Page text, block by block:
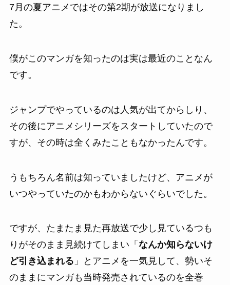
7月の夏アニメではその第2期が放送になりまし
た。
僕がこのマンガを知ったのは実は最近のことなん
です。
ジャンプでやっているのは人気が出てからしり、
その後にアニメシリーズをスタートしていたので
すが、その時は全くみたこともなかったんです。
うもちろん名前は知っていましたけど、アニメが
いつやっていたのかもわからないぐらいでした。
ですが、たまたま見た再放送で少し見ているつも
りがそのまま見続けてしまい「 なんか知らないけ
ど引き込まれる 」とアニメを一気見して、勢いそ
のままにマンガも当時発売されているのを全巻